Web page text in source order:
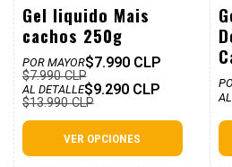
Dcto
Gel liquido Mais
cachos 250g
POR MAYOR$7.990 CLP
$7.990 CLP
AL DETALLE$9.290 CLP
$13.990 CLP
VER OPCIONES